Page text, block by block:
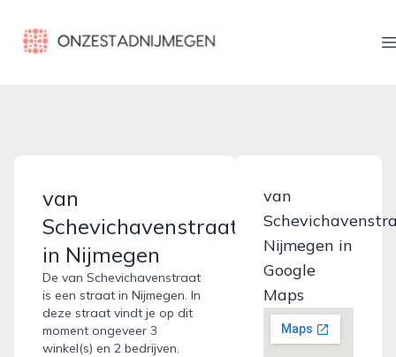
onzestadnijmegen.nl
van
Schevichavenstraat
in Nijmegen
De van Schevichavenstraat
is een straat in Nijmegen. In
deze straat vindt je op dit
moment ongeveer 3
winkel(s) en 2 bedrijven.
van
Nijmegen in
Google
Maps